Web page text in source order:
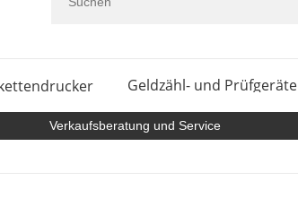
Geldzähl- und Prüfgeräte
Verkaufsberatung und Service